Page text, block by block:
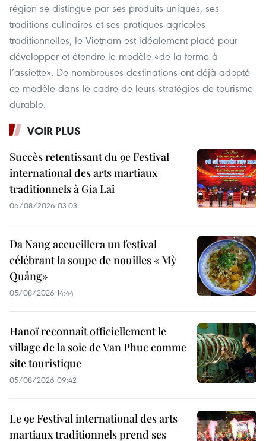
région se distingue par ses produits uniques, ses
traditions culinaires et ses pratiques agricoles
traditionnelles, le Vietnam est idéalement placé pour
développer et étendre le modèle «de la ferme à
l’assiette». De nombreuses destinations ont déjà adopté
ce modèle dans le cadre de leurs stratégies de tourisme
durable.
VOIR PLUS
Succès retentissant du 9e Festival
international des arts martiaux
traditionnels à Gia Lai
06/08/2026 03:03
Da Nang accueillera un festival
célébrant la soupe de nouilles « Mỳ
Quảng»
05/08/2026 14:44
Hanoï reconnaît officiellement le
village de la soie de Van Phuc comme
site touristique
05/08/2026 09:42
Le 9e Festival international des arts
martiaux traditionnels prend ses